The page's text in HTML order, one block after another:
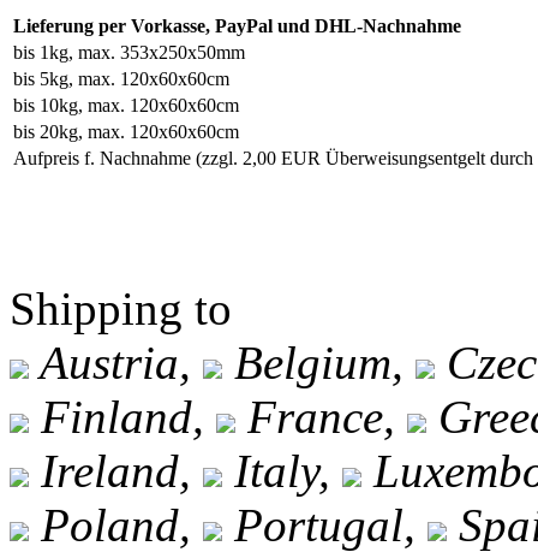
Lieferung per Vorkasse, PayPal und DHL-Nachnahme
bis 1kg, max. 353x250x50mm
bis 5kg, max. 120x60x60cm
bis 10kg, max. 120x60x60cm
bis 20kg, max. 120x60x60cm
Aufpreis f. Nachnahme (zzgl. 2,00 EUR Überweisungsentgelt
Shipping to
Austria,
Belgium,
Finland,
France,
Ireland,
Italy,
Poland,
Portugal,